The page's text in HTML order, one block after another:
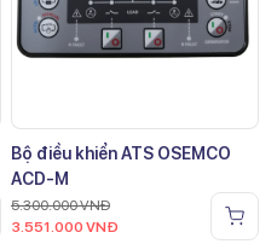
Bộ điều khiển ATS OSEMCO
ACD-M
5.300.000VNĐ
3.551.000 VNĐ